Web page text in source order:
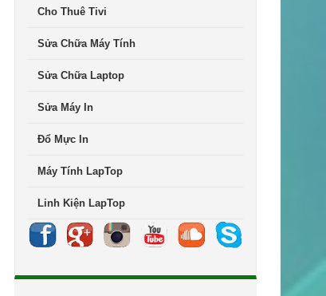
Cho Thuê Tivi
Sửa Chữa Máy Tính
Sửa Chữa Laptop
Sửa Máy In
Đổ Mực In
Máy Tính LapTop
Linh Kiện LapTop